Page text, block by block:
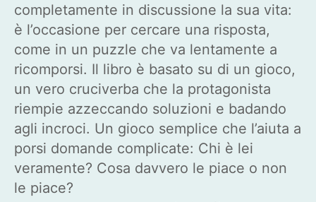
completamente in discussione la sua vita:
è l’occasione per cercare una risposta,
come in un puzzle che va lentamente a
ricomporsi. Il libro è basato su di un gioco,
un vero cruciverba che la protagonista
riempie azzeccando soluzioni e badando
agli incroci. Un gioco semplice che l’aiuta a
porsi domande complicate: Chi è lei
veramente? Cosa davvero le piace o non
le piace?